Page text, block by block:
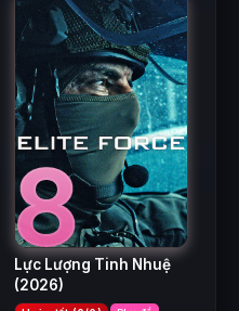
8
Lực Lượng Tinh Nhuệ
(2026)